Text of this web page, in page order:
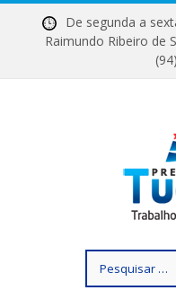
De segunda a
Raimundo Ribeiro
por: